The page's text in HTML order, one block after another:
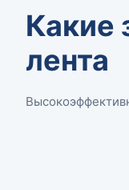
Какие
лента